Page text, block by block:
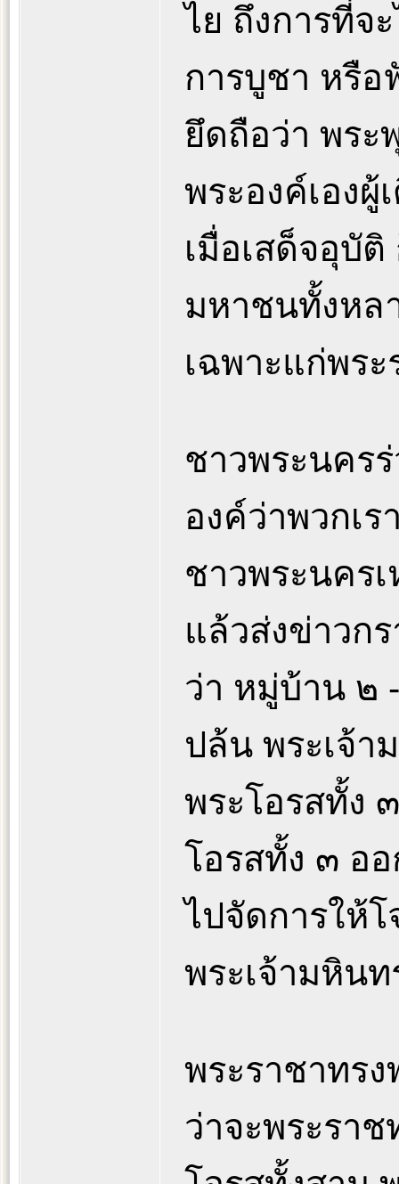
ไย ถึงการที่จ
การบูชา หรือ
ยึดถือว่า พระ
พระองค์เอง
เมื่อเสด็จอุบั
มหาชนทั้งหล
เฉพาะแก่พร
ชาวพระนคร
องค์ว่าพวกเ
ชาวพระนคร
แล้วส่งข่าวก
ว่า หมู่บ้าน ๒
ปล้น พระเจ้า
พระโอรสทั้ง
โอรสทั้ง ๓ อ
ไปจัดการให้
พระเจ้ามหินท
พระราชาทร
ว่าจะพระรา